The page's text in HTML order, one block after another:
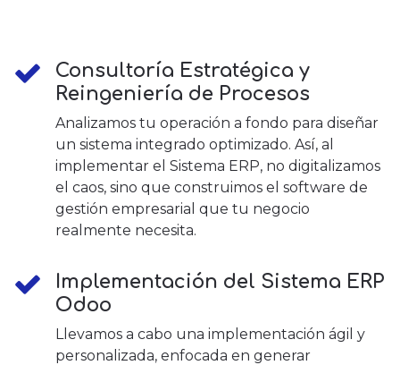
Consultoría Estratégica y
Reingeniería de Procesos
Analizamos tu operación a fondo para diseñar
un sistema integrado optimizado. Así, al
implementar el Sistema ERP, no digitalizamos
el caos, sino que construimos el software de
gestión empresarial que tu negocio
realmente necesita.
Implementación del Sistema ERP
Odoo
Llevamos a cabo una implementación ágil y
personalizada, enfocada en generar